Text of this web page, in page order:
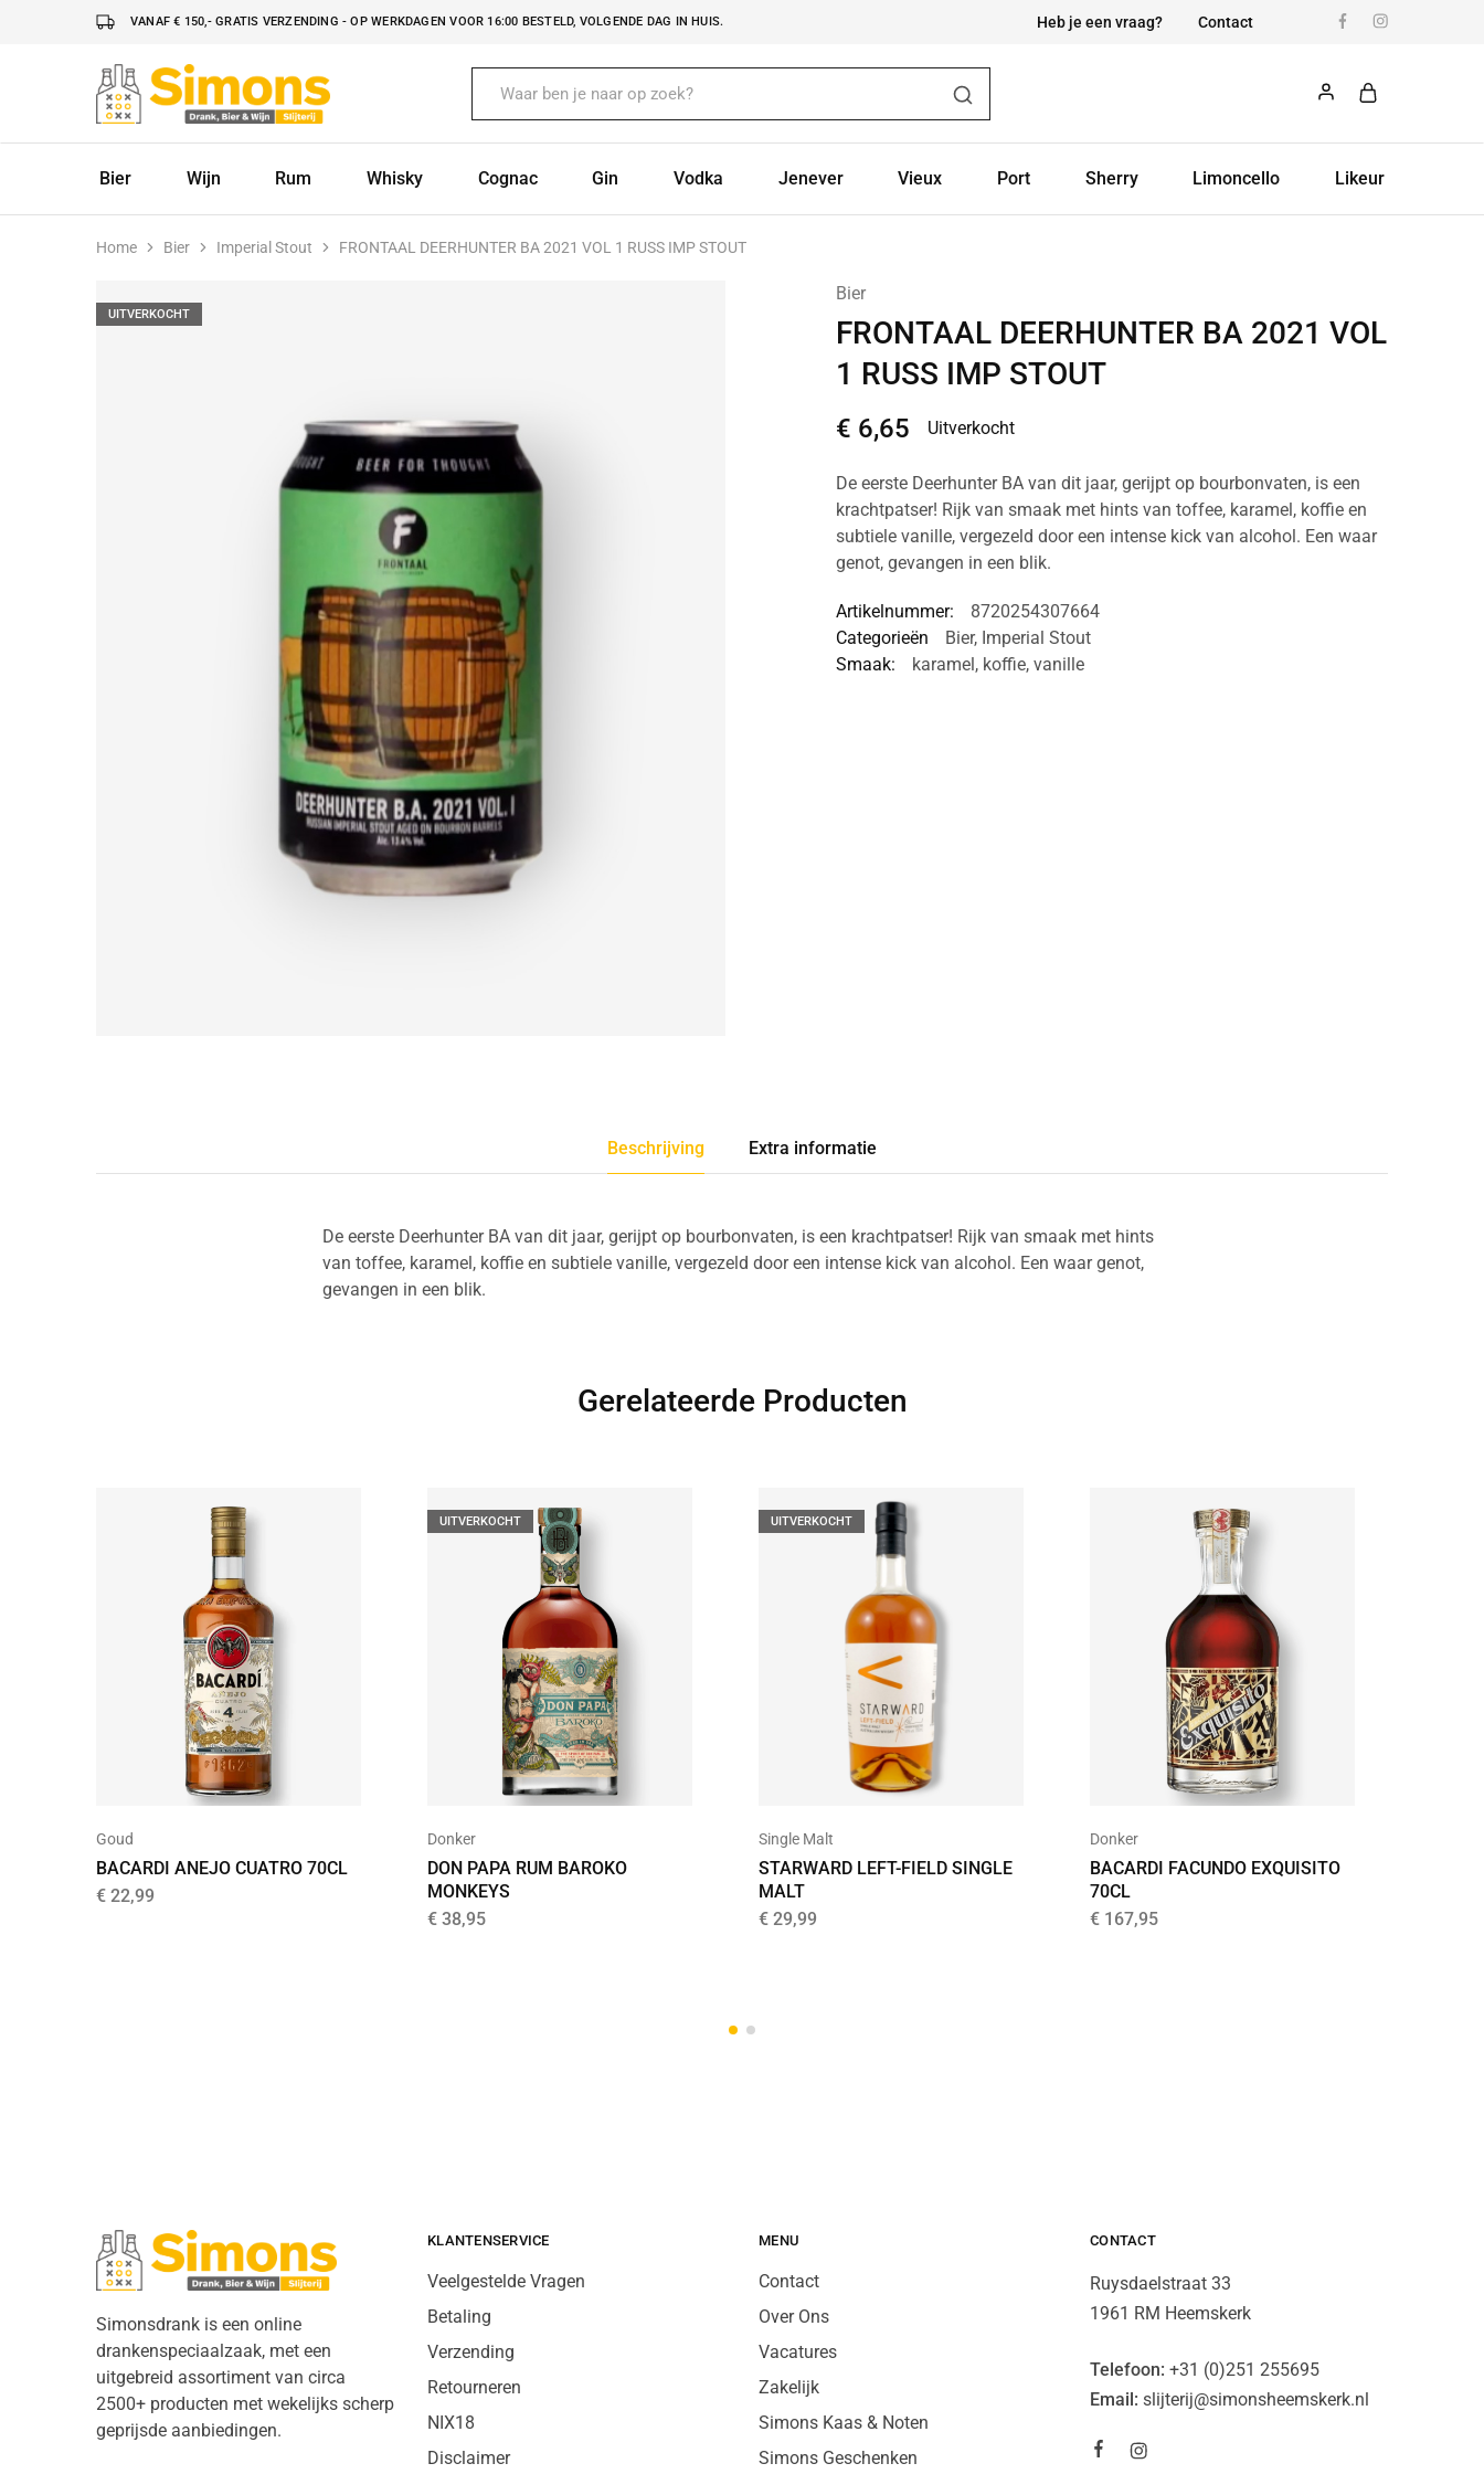
VANAF € 150,- GRATIS VERZENDING - OP WERKDAGEN VOOR 16:00 BESTELD, VOLGENDE DAG IN HUIS. Heb je een vraag? Contact
Simonsdrank.nl
Drank,
Bier
Bier
Wijn Rum Whisky Cognac Gin Vodka Jenever Vieux Port Sherry Limoncello Likeur
Home Bier Imperial Stout FRONTAAL DEERHUNTER BA 2021 VOL 1 RUSS IMP STOUT
UITVERKOCHT
Bier
FRONTAAL DEERHUNTER BA 2021 VOL
1 RUSS IMP STOUT
€ 6,65 Uitverkocht
De eerste Deerhunter BA van dit jaar, gerijpt op bourbonvaten, is een
krachtpatser! Rijk van smaak met hints van toffee, karamel, koffie en
subtiele vanille, vergezeld door een intense kick van alcohol. Een waar
genot, gevangen in een blik.
Artikelnummer:
8720254307664
Categorieën
Bier, Imperial Stout
Smaak:
karamel, koffie, vanille
Beschrijving Extra informatie
De eerste Deerhunter BA van dit jaar, gerijpt op bourbonvaten, is een krachtpatser! Rijk van smaak met hints
van toffee, karamel, koffie en subtiele vanille, vergezeld door een intense kick van alcohol. Een waar genot,
gevangen in een blik.
Gerelateerde Producten
Goud
BACARDI ANEJO CUATRO 70CL
€ 22,99
UITVERKOCHT
Donker
DON PAPA RUM BAROKO
MONKEYS
€ 38,95
UITVERKOCHT
Single Malt
STARWARD LEFT-FIELD SINGLE
MALT
€ 29,99
Donker
BACARDI FACUNDO EXQUISITO
70CL
€ 167,95
Simonsdrank is een online
drankenspeciaalzaak, met een
uitgebreid assortiment van circa
2500+ producten met wekelijks scherp
geprijsde aanbiedingen.
KLANTENSERVICE
Veelgestelde Vragen
Betaling
Verzending
Retourneren
NIX18
Disclaimer
MENU
Contact
Over Ons
Vacatures
Zakelijk
Simons Kaas & Noten
Simons Geschenken
CONTACT
Ruysdaelstraat 33
1961 RM Heemskerk
Telefoon: +31 (0)251 255695
Email: slijterij@simonsheemskerk.nl